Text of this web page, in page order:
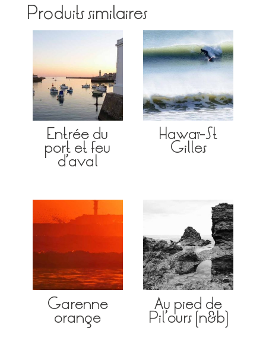
Produits similaires
Entrée du
port et feu
d’aval
Hawaï-St
Gilles
Garenne
orange
Au pied de
Pil’ours (n&b)